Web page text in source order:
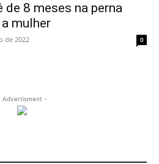
de 8 meses na perna
mulher
de 2022 0
Advertisment -